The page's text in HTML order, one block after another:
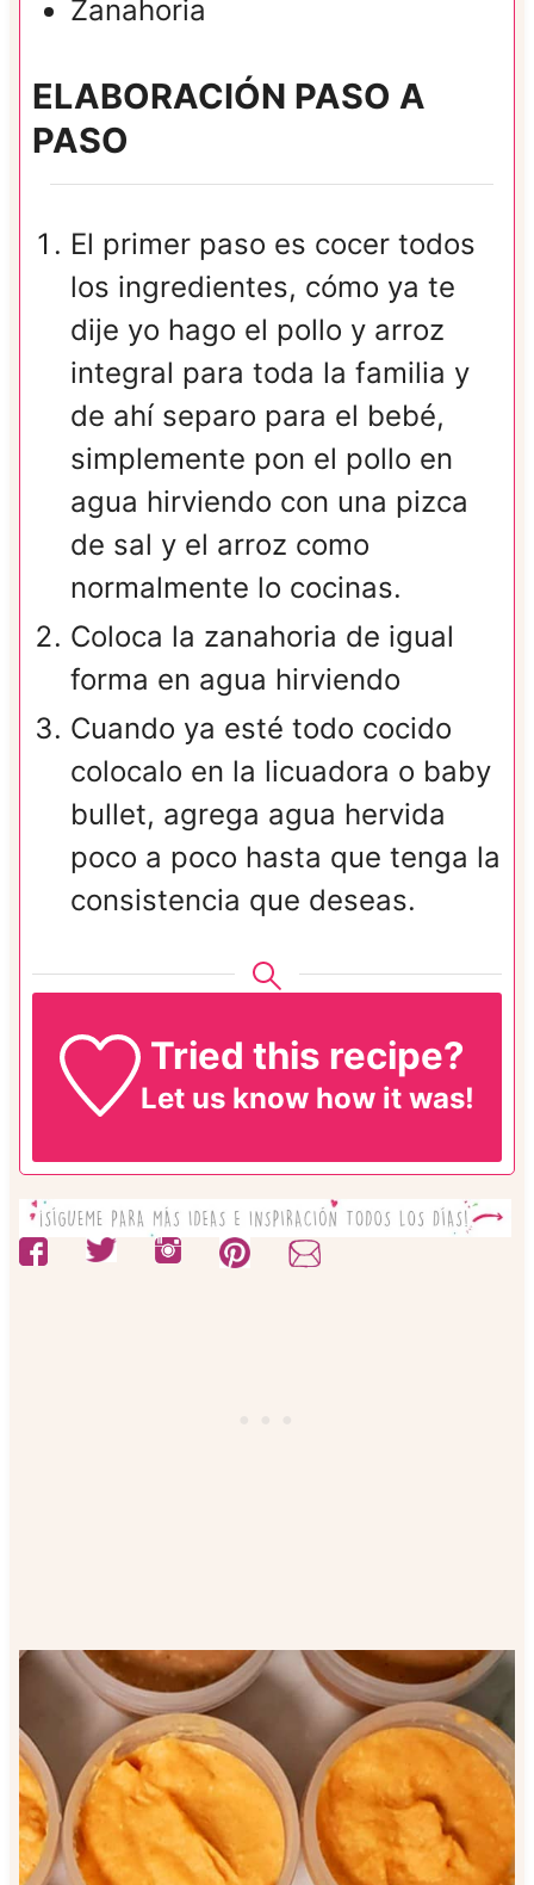
Zanahoria
ELABORACIÓN PASO A
PASO
El primer paso es cocer todos
los ingredientes, cómo ya te
dije yo hago el pollo y arroz
integral para toda la familia y
de ahí separo para el bebé,
simplemente pon el pollo en
agua hirviendo con una pizca
de sal y el arroz como
normalmente lo cocinas.
Coloca la zanahoria de igual
forma en agua hirviendo
Cuando ya esté todo cocido
colocalo en la licuadora o baby
bullet, agrega agua hervida
poco a poco hasta que tenga la
consistencia que deseas.
Tried this recipe?
Let us know how it was!